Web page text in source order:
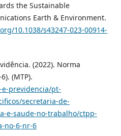
the Sustainable
Earth & Environment.
10.1038/s43247-023-00914-
(2022). Norma
(MTP).
previdencia/pt-
secretaria-de-
e-saude-no-trabalho/ctpp-
no-6-nr-6